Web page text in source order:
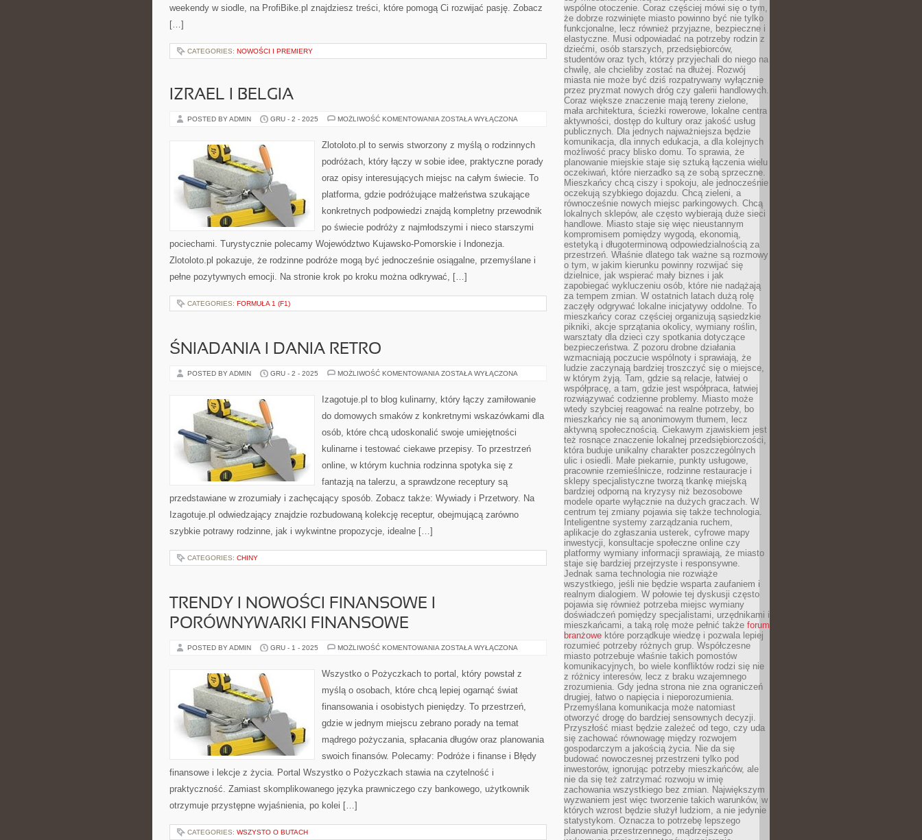
weekendy w siodle, na ProfiBike.pl znajdziesz treści, które pomogą Ci rozwijać pasję. Zobacz
[…]
CATEGORIES: NOWOŚCI I PREMIERY
IZRAEL I BELGIA
POSTED BY ADMIN GRU - 2 - 2025 MOŻLIWOŚĆ KOMENTOWANIA IZRAEL
ZOSTAŁA WYŁĄCZONA
Zlotoloto.pl to serwis stworzony z myślą o rodzinnych
podróżach, który łączy w sobie idee, praktyczne porady
oraz opisy interesujących miejsc na całym świecie. To
platforma, gdzie podróżujące małżeństwa szukające
konkretnych podpowiedzi znajdą kompletny przewodnik
po świecie podróży z najmłodszymi i nieco starszymi
pociechami. Turystycznie polecamy Województwo Kujawsko-Pomorskie i Indonezja.
Zlotoloto.pl pokazuje, że rodzinne podróże mogą być jednocześnie osiągalne, przemyślane i
pełne pozytywnych emocji. Na stronie krok po kroku można odkrywać, […]
CATEGORIES: FORMUŁA 1 (F1)
ŚNIADANIA I DANIA RETRO
POSTED BY ADMIN GRU - 2 - 2025 MOŻLIWOŚĆ KOMENTOWANIA ŚNIADANIA
RETRO
ZOSTAŁA WYŁĄCZONA
Izagotuje.pl to blog kulinarny, który łączy zamiłowanie
do domowych smaków z konkretnymi wskazówkami dla
osób, które chcą udoskonalić swoje umiejętności
kulinarne i testować ciekawe przepisy. To przestrzeń
online, w którym kuchnia rodzinna spotyka się z
fantazją na talerzu, a sprawdzone receptury są
przedstawiane w zrozumiały i zachęcający sposób. Zobacz także: Wywiady i Przetwory. Na
Izagotuje.pl odwiedzający znajdzie rozbudowaną kolekcję receptur, obejmującą zarówno
szybkie potrawy rodzinne, jak i wykwintne propozycje, idealne […]
CATEGORIES: CHINY
TRENDY I NOWOŚCI FINANSOWE I
PORÓWNYWARKI FINANSOWE
POSTED BY ADMIN GRU - 1 - 2025 MOŻLIWOŚĆ KOMENTOWANIA TRENDY
FINANSOWE
I
FINANSOWE
ZOSTAŁA WYŁĄCZONA
Wszystko o Pożyczkach to portal, który powstał z
myślą o osobach, które chcą lepiej ogarnąć świat
finansowania i osobistych pieniędzy. To przestrzeń,
gdzie w jednym miejscu zebrano porady na temat
mądrego pożyczania, spłacania długów oraz planowania
swoich finansów. Polecamy: Podróże i finanse i Błędy
finansowe i lekcje z życia. Portal Wszystko o Pożyczkach stawia na czytelność i
praktyczność. Zamiast skomplikowanego języka prawniczego czy bankowego, użytkownik
otrzymuje przystępne wyjaśnienia, po kolei […]
CATEGORIES: WSZYSTO O BUTACH
wspólne otoczenie. Coraz częściej mówi się o tym,
że dobrze rozwinięte miasto powinno być nie tylko
funkcjonalne, lecz również przyjazne, bezpieczne i
elastyczne. Musi odpowiadać na potrzeby rodzin z
dziećmi, osób starszych, przedsiębiorców,
studentów oraz tych, którzy przyjechali do niego na
chwilę, ale chcieliby zostać na dłużej. Rozwój
miasta nie może być dziś rozpatrywany wyłącznie
przez pryzmat nowych dróg czy galerii handlowych.
Coraz większe znaczenie mają tereny zielone,
mała architektura, ścieżki rowerowe, lokalne centra
aktywności, dostęp do kultury oraz jakość usług
publicznych. Dla jednych najważniejsza będzie
komunikacja, dla innych edukacja, a dla kolejnych
możliwość pracy blisko domu. To sprawia, że
planowanie miejskie staje się sztuką łączenia wielu
oczekiwań, które nierzadko są ze sobą sprzeczne.
Mieszkańcy chcą ciszy i spokoju, ale jednocześnie
oczekują szybkiego dojazdu. Chcą zieleni, a
równocześnie nowych miejsc parkingowych. Chcą
lokalnych sklepów, ale często wybierają duże sieci
handlowe. Miasto staje się więc nieustannym
kompromisem pomiędzy wygodą, ekonomią,
estetyką i długoterminową odpowiedzialnością za
przestrzeń. Właśnie dlatego tak ważne są rozmowy
o tym, w jakim kierunku powinny rozwijać się
dzielnice, jak wspierać mały biznes i jak
zapobiegać wykluczeniu osób, które nie nadążają
za tempem zmian. W ostatnich latach dużą rolę
zaczęły odgrywać lokalne inicjatywy oddolne. To
mieszkańcy coraz częściej organizują sąsiedzkie
pikniki, akcje sprzątania okolicy, wymiany roślin,
warsztaty dla dzieci czy spotkania dotyczące
bezpieczeństwa. Z pozoru drobne działania
wzmacniają poczucie wspólnoty i sprawiają, że
ludzie zaczynają bardziej troszczyć się o miejsce,
w którym żyją. Tam, gdzie są relacje, łatwiej o
współpracę, a tam, gdzie jest współpraca, łatwiej
rozwiązywać codzienne problemy. Miasto może
wtedy szybciej reagować na realne potrzeby, bo
mieszkańcy nie są anonimowym tłumem, lecz
aktywną społecznością. Ciekawym zjawiskiem jest
też rosnące znaczenie lokalnej przedsiębiorczości,
która buduje unikalny charakter poszczególnych
ulic i osiedli. Małe piekarnie, punkty usługowe,
pracownie rzemieślnicze, rodzinne restauracje i
sklepy specjalistyczne tworzą tkankę miejską
bardziej odporną na kryzysy niż bezosobowe
modele oparte wyłącznie na dużych graczach. W
centrum tej zmiany pojawia się także technologia.
Inteligentne systemy zarządzania ruchem,
aplikacje do zgłaszania usterek, cyfrowe mapy
inwestycji, konsultacje społeczne online czy
platformy wymiany informacji sprawiają, że miasto
staje się bardziej przejrzyste i responsywne.
Jednak sama technologia nie rozwiąże
wszystkiego, jeśli nie będzie wsparta zaufaniem i
realnym dialogiem. W połowie tej dyskusji często
pojawia się również potrzeba miejsc wymiany
doświadczeń pomiędzy specjalistami, urzędnikami i
mieszkańcami, a taką rolę może pełnić także forum
branżowe które porządkuje wiedzę i pozwala lepiej
rozumieć potrzeby różnych grup. Współczesne
miasto potrzebuje właśnie takich pomostów
komunikacyjnych, bo wiele konfliktów rodzi się nie
z różnicy interesów, lecz z braku wzajemnego
zrozumienia. Gdy jedna strona nie zna ograniczeń
drugiej, łatwo o napięcia i nieporozumienia.
Przemyślana komunikacja może natomiast
otworzyć drogę do bardziej sensownych decyzji.
Przyszłość miast będzie zależeć od tego, czy uda
się zachować równowagę między rozwojem
gospodarczym a jakością życia. Nie da się
budować nowoczesnej przestrzeni tylko pod
inwestorów, ignorując potrzeby mieszkańców, ale
nie da się też zatrzymać rozwoju w imię
zachowania wszystkiego bez zmian. Największym
wyzwaniem jest więc tworzenie takich warunków, w
których wzrost będzie służył ludziom, a nie jedynie
statystykom. Oznacza to potrzebę lepszego
planowania przestrzennego, mądrzejszego